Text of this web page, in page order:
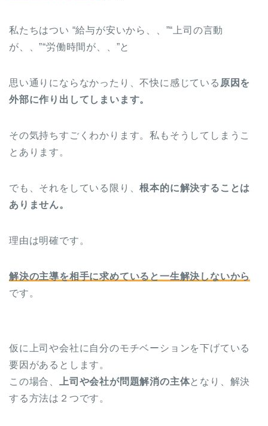
私たちはつい “給与が安いから、、”“上司の言動
が、、”“労働時間が、、”と
思い通りにならなかったり、不快に感じている 原因を
外部に作り出してしまいます。
その気持ちすごくわかります。私もそうしてしまうこ
とあります。
でも、それをしている限り、根本的に解決することは
ありません。
理由は明確です。
解決の主導を相手に求めていると一生解決しないから
です。
仮に上司や会社に自分のモチベーションを下げている
要因があるとします。
この場合、
上司や会社が問題解消の主体となり、解決
する方法は２つです。